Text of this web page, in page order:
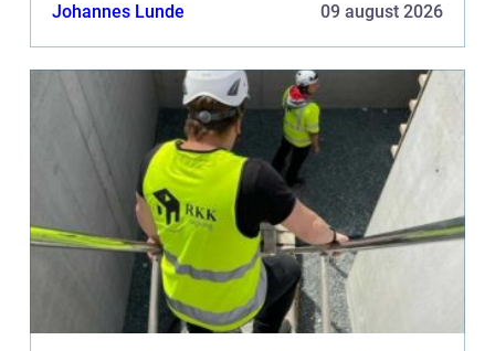
Johannes Lunde 09 august 2026